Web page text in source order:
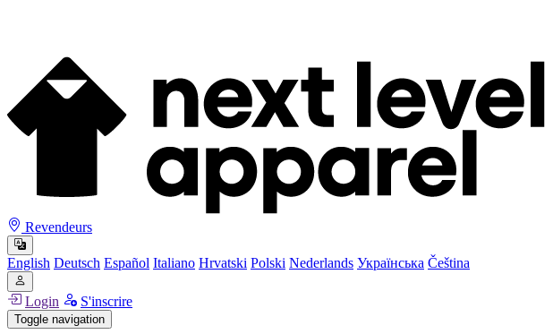
Revendeurs
English Deutsch Español Italiano Hrvatski Polski Nederlands Українська Čeština
Login S'inscrire
Toggle navigation